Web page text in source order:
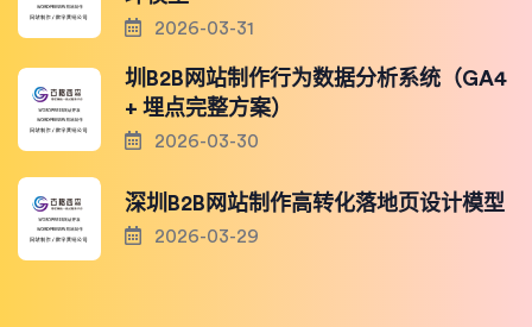
2026-03-31
圳B2B网站制作行为数据分析系统（GA4
+ 埋点完整方案）
2026-03-30
深圳B2B网站制作高转化落地页设计模型
2026-03-29